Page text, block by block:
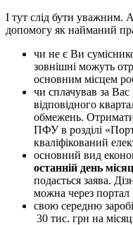
І тут слід бути уважним.
допомогу як найманий
чи не є Ви
зовнішні можуть
основним місцем
чи сплачував за Вас
відповідного
обмежень.
ПФУ в розділі
кваліфікований
основний вид
останній день
подається заява.
можна через
свою середню
30 тис. грн на